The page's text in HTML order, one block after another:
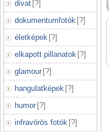
divat [?]
dokumentumfotók [?]
életképek [?]
elkapott pillanatok [?]
glamour [?]
hangulatképek [?]
humor [?]
infravörös fotók [?]